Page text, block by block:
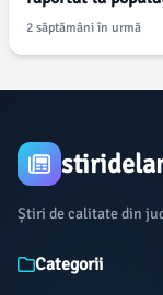
2 săptămâni în urmă
Știri de calitate din
Categorii